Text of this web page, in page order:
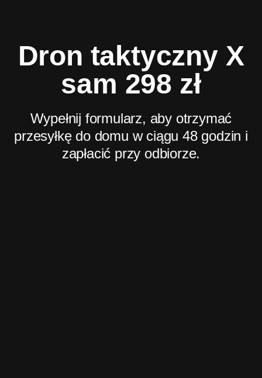
Dron taktyczny X
sam 298 zł
Wypełnij formularz, aby otrzymać
przesyłkę do domu w ciągu 48 godzin i
zapłacić przy odbiorze.